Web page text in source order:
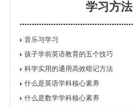
学习方法
音乐与学习
孩子学前英语教育的五个技巧
科学实用的通用高效暗记方法
什么是英语学科核心素养
什么是数学学科核心素养